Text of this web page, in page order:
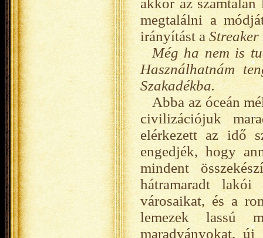
akkor az
megtalálni a
irányítást aStreaker
Még ha nem is
Használhatnám
Szakadékba.
Abba az óceán
civilizációjuk
elérkezett az idő
engedjék, hogy
mindent
hátramaradt
városaikat, és a
lemezek lassú
maradványokat, új